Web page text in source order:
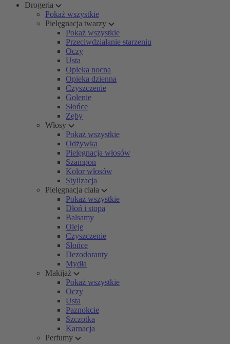
Drogeria
Pokaż wszystkie
Pielęgnacja twarzy
Pokaż wszystkie
Przeciwdziałanie starzeniu
Oczy
Usta
Opieka nocna
Opieka dzienna
Czyszczenie
Golenie
Słońce
Zęby
Włosy
Pokaż wszystkie
Odżywka
Pielęgnacja włosów
Szampon
Kolor włosów
Stylizacja
Pielęgnacja ciała
Pokaż wszystkie
Dłoń i stopa
Balsamy
Oleje
Czyszczenie
Słońce
Dezodoranty
Mydła
Makijaż
Pokaż wszystkie
Oczy
Usta
Paznokcie
Szczotka
Karnacja
Perfumy